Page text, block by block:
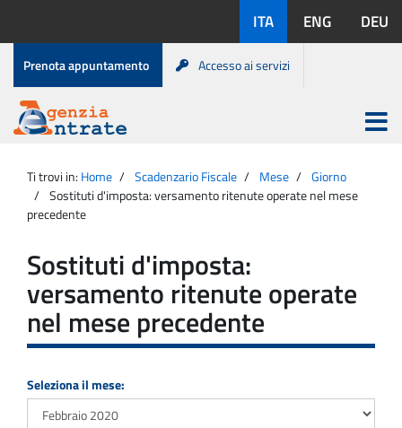
contenuto
disponibili:
ITA ENG DEU
Menu
di
servizio
Prenota appuntamento Accesso ai servizi
Agenzia
Entrate
Apri
menu
principale
Ti trovi in: Home Scadenzario Fiscale Mese
Giorno
Sostituti d'imposta: versamento ritenute operate nel mese
precedente
Sostituti d'imposta:
versamento ritenute operate
nel mese precedente
Seleziona il mese: